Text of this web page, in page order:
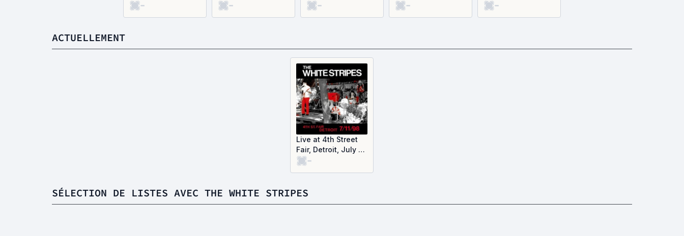
1998 (Live)
-
(Live)
-
MI, USA
-
Scotland (Live)
-
Ferndale, MI (Live)
-
ACTUELLEMENT
Live at 4th Street
Fair, Detroit, July 11,
1998 (Live)
-
SÉLECTION DE LISTES AVEC THE WHITE STRIPES